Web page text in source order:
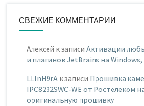
СВЕЖИЕ КОММЕНТАРИИ
Алексей к записи Активации
и плагинов JetBrains на Windows,
LLInH9rA к записи Прошивка
IPC8232SWC-WE от Ростелеком на
оригинальную прошивку